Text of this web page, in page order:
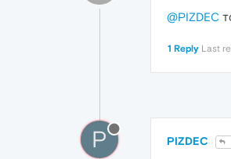
@PIZDEC
1 Reply Last
P PIZDEC